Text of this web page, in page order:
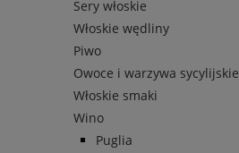
Sery włoskie
Włoskie wędliny
Piwo
Owoce i warzywa sycylijskie
Włoskie smaki
Wino
Puglia